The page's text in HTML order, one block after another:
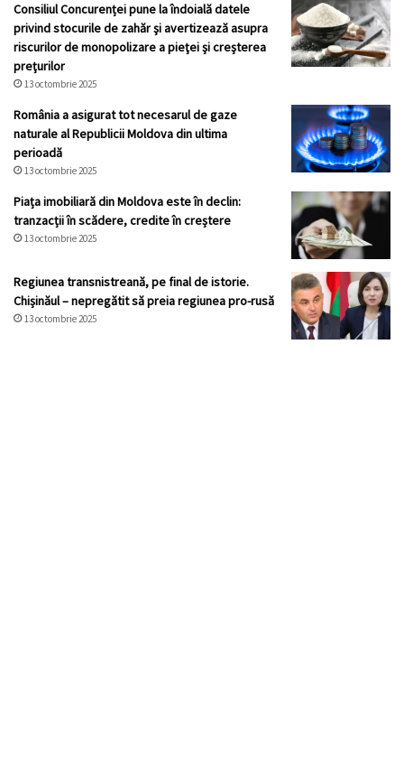
Consiliul Concurenței pune la îndoială datele
privind stocurile de zahăr şi avertizează asupra
riscurilor de monopolizare a pieţei şi creşterea
preţurilor
13 octombrie 2025
România a asigurat tot necesarul de gaze
naturale al Republicii Moldova din ultima
perioadă
13 octombrie 2025
Piața imobiliară din Moldova este în declin:
tranzacții în scădere, credite în creștere
13 octombrie 2025
Regiunea transnistreană, pe final de istorie.
Chișinăul – nepregătit să preia regiunea pro-rusă
13 octombrie 2025